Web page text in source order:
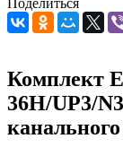
Поделиться
Комплект
36H/UP3/